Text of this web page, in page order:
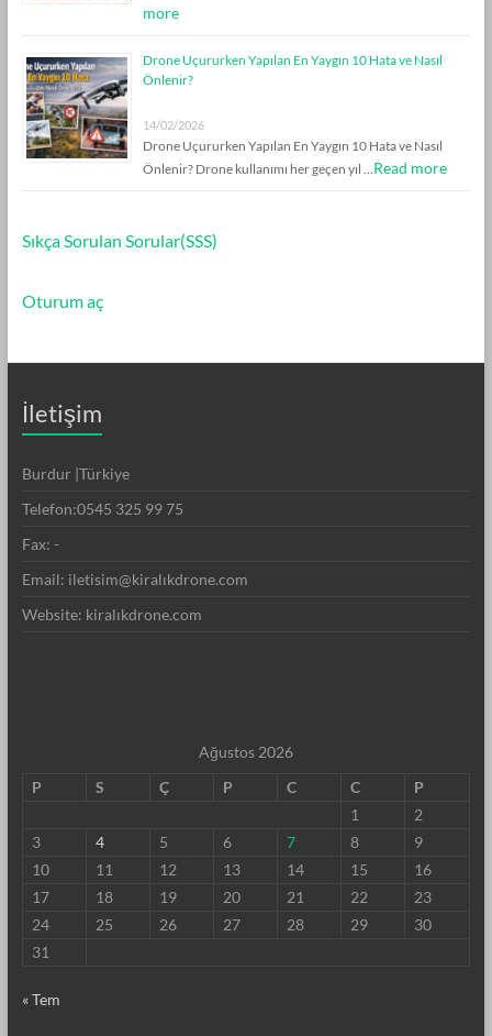
more
Drone Uçururken Yapılan En Yaygın 10 Hata ve Nasıl
Önlenir?
14/02/2026
Drone Uçururken Yapılan En Yaygın 10 Hata ve Nasıl
Önlenir? Drone kullanımı her geçen yıl …Read more
Sıkça Sorulan Sorular(SSS)
Oturum aç
İletişim
Burdur |Türkiye
Telefon:0545 325 99 75
Fax: -
Email: iletisim@kiralıkdrone.com
Website: kiralıkdrone.com
Ağustos 2026
P
S Ç P C C
P
1
2
3
4 5 6 7 8
9
10
11 12 13 14 15
16
17
18 19 20 21 22
23
24
25 26 27 28 29
30
31
« Tem